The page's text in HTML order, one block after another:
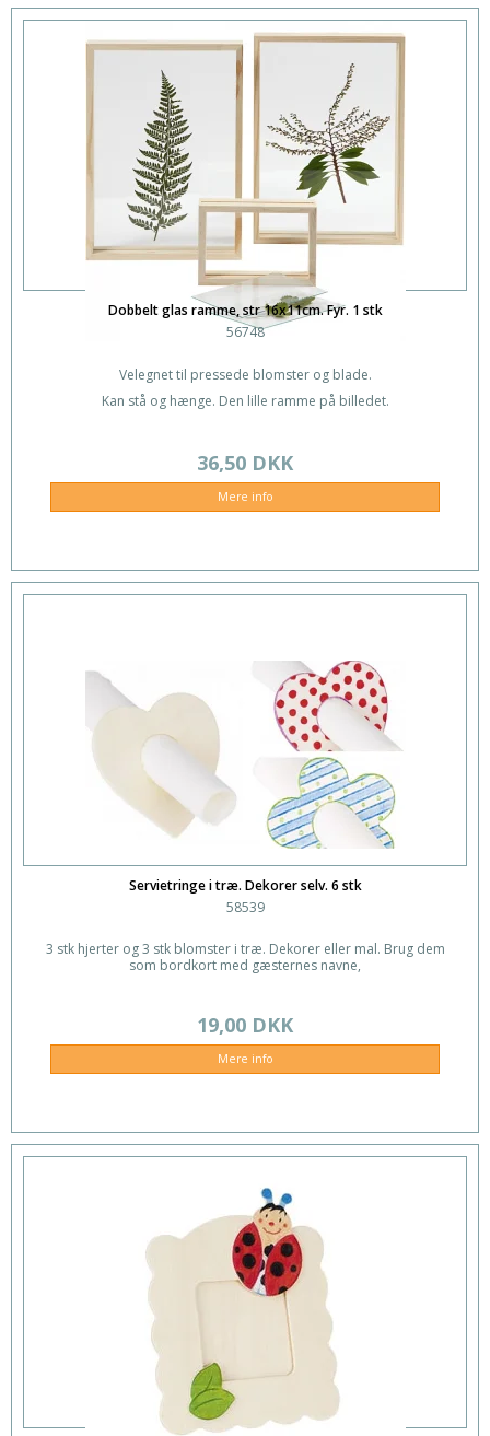
Dobbelt glas ramme, str 16x11cm. Fyr. 1 stk
56748
Velegnet til pressede blomster og blade.
Kan stå og hænge. Den lille ramme på billedet.
36,50 DKK
Mere info
Servietringe i træ. Dekorer selv. 6 stk
58539
3 stk hjerter og 3 stk blomster i træ. Dekorer eller mal. Brug dem
som bordkort med gæsternes navne,
19,00 DKK
Mere info